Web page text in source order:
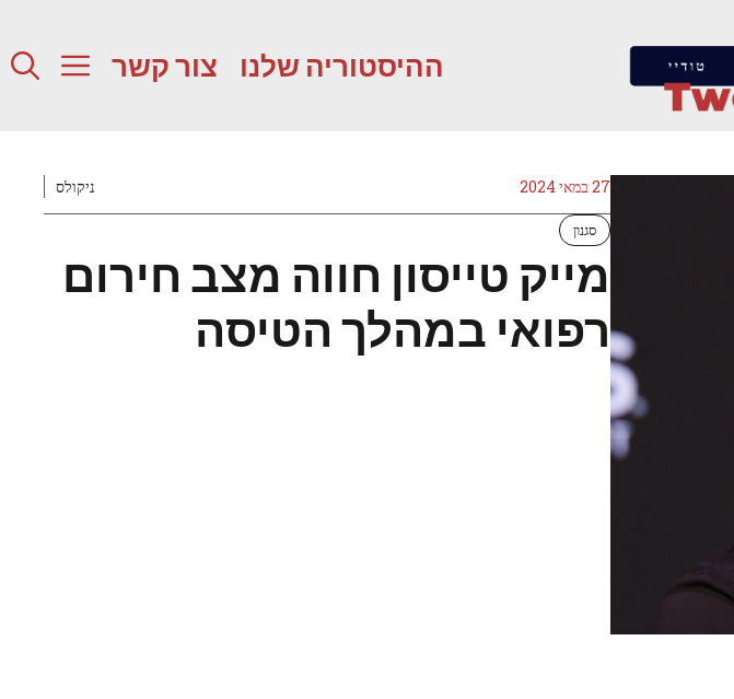
ההיסטוריה שלנו צור קשר
27 במאי 2024 ניקולס
סגנון
מייק טייסון חווה מצב חירום
רפואי במהלך הטיסה